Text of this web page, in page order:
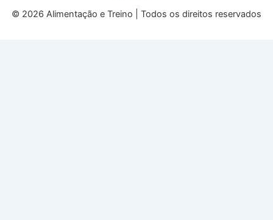
© 2026 Alimentação e Treino | Todos os direitos reservados